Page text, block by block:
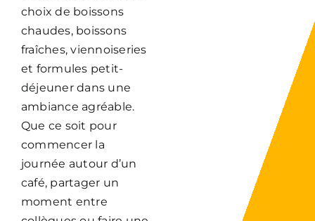
choix de boissons
chaudes, boissons
fraîches, viennoiseries
et formules petit-
déjeuner dans une
ambiance agréable.
Que ce soit pour
commencer la
journée autour d’un
café, partager un
moment entre